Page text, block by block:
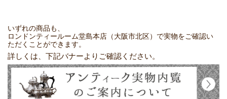
いずれの商品も、
ロンドンティールーム堂島本店（大阪市北区）で実物をご確認い
ただくことができます。
詳しくは、下記バナーよりご確認ください。